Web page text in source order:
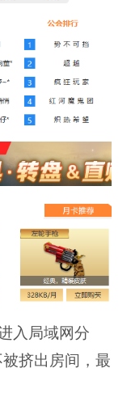
入局域网分
挤出房间，最